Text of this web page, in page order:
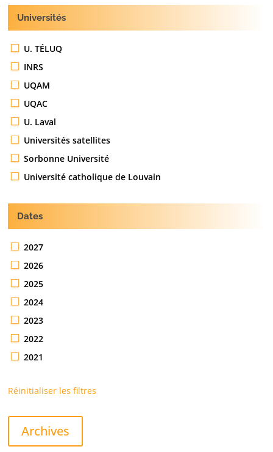
Universités
U. TÉLUQ
INRS
UQAM
UQAC
U. Laval
Universités satellites
Sorbonne Université
Université catholique de Louvain
Dates
2027
2026
2025
2024
2023
2022
2021
Réinitialiser les filtres
Archives